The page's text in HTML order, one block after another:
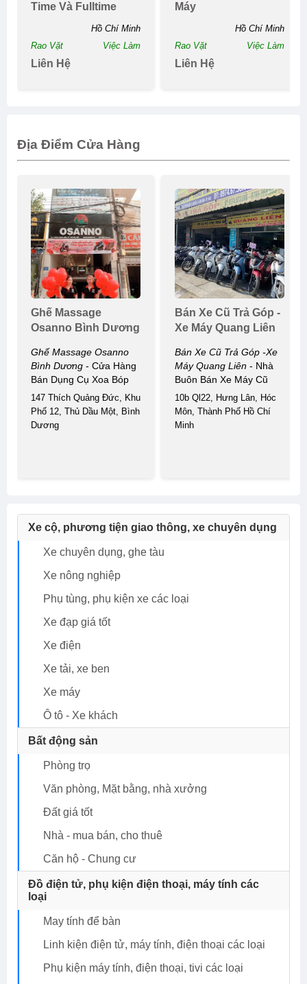
Time Và Fulltime
Hồ Chí Minh
Rao Vặt
Việc Làm
Liên Hệ
Máy
Hồ Chí Minh
Rao Vặt
Việc Làm
Liên Hệ
Địa Điểm Cửa Hàng
Ghế Massage
Osanno Bình Dương
Ghế Massage Osanno
Bình Dương - Cửa Hàng
Bán Dụng Cụ Xoa Bóp
147 Thích Quảng Đức, Khu
Phố 12, Thủ Dầu Một, Bình
Dương
Bán Xe Cũ Trả Góp -
Xe Máy Quang Liên
Bán Xe Cũ Trả Góp -xe
Máy Quang Liên - Nhà
Buôn Bán Xe Máy Cũ
10b Ql22, Hưng Lân, Hóc
Môn, Thành Phố Hồ Chí
Minh
Xe cộ, phương tiện giao thông, xe chuyên dụng
Xe chuyên dụng, ghe tàu
Xe nông nghiệp
Phụ tùng, phụ kiện xe các loại
Xe đạp giá tốt
Xe điện
Xe tải, xe ben
Xe máy
Ô tô - Xe khách
Bất động sản
Phòng trọ
Văn phòng, Mặt bằng, nhà xưởng
Đất giá tốt
nhà - mua bán, cho thuê
Căn hộ - Chung cư
Đồ điện tử, phụ kiện điện thoại, máy tính các
loại
May tính để bàn
Linh kiện điện tử, máy tính, điện thoại các loại
Phụ kiện máy tính, điện thoại, tivi các loại